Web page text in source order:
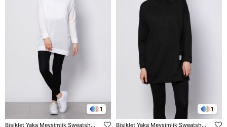
1
Bisiklet Yaka Mevsimlik Sweatshirt - Ekru
1
Bisiklet Yaka Mevsimlik Sweatshirt - Siyah